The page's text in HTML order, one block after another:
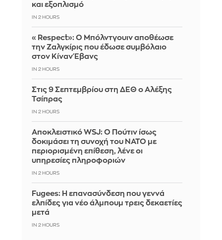
και εξοπλισμό
IN 2 HOURS
«Respect»: Ο Μπόλντγουιν αποθέωσε
την Ζαλγκίρις που έδωσε συμβόλαιο
στον Κίναν Έβανς
IN 2 HOURS
Στις 9 Σεπτεμβρίου στη ΔΕΘ ο Αλέξης
Τσίπρας
IN 2 HOURS
Αποκλειστικό WSJ: Ο Πούτιν ίσως
δοκιμάσει τη συνοχή του ΝΑΤΟ με
περιορισμένη επίθεση, λένε οι
υπηρεσίες πληροφοριών
IN 2 HOURS
Fugees: Η επανασύνδεση που γεννά
ελπίδες για νέο άλμπουμ τρεις δεκαετίες
μετά
IN 2 HOURS